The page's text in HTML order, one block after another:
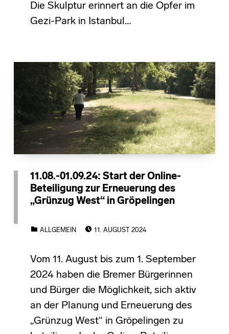
Die Skulptur erinnert an die Opfer im
Gezi-Park in Istanbul…
11.08.-01.09.24: Start der Online-
Beteiligung zur Erneuerung des
„Grünzug West“ in Gröpelingen
ALLGEMEIN
11. AUGUST 2024
Vom 11. August bis zum 1. September
2024 haben die Bremer Bürgerinnen
und Bürger die Möglichkeit, sich aktiv
an der Planung und Erneuerung des
„Grünzug West“ in Gröpelingen zu